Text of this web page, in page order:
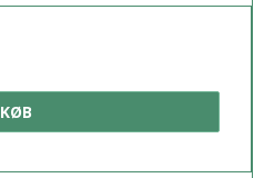
KØB